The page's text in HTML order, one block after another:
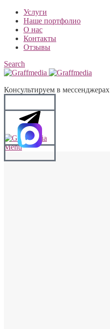
Услуги
Наше портфолио
О нас
Контакты
Отзывы
Search
Консультируем в мессенджерах
Menu